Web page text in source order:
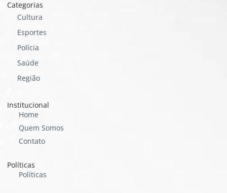
Categorias
Cultura
Esportes
Polícia
Saúde
Região
Institucional
Home
Quem Somos
Contato
Políticas
Políticas